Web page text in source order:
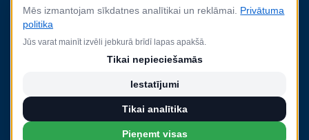
KONTAKTI
2022.gada 8.augustā SIA Baltijas Durvis parakstīja līgumu Nr. SKV-L-2022/368 ar
Latvijas Investīciju un attīstības aģentūru (LIAA) par projektu "Starptautiskās
konkurētspējas veicināšana", ko līdzfinansē Eiropas Reģionālās attīstības fonds.
Mēs izmantojam sīkdatnes analītikai un reklāmai. Privātuma
politika
Jūs varat mainīt izvēli jebkurā brīdī lapas apakšā.
Tikai nepieciešamās
Iestatījumi
Tikai analītika
Pieņemt visas